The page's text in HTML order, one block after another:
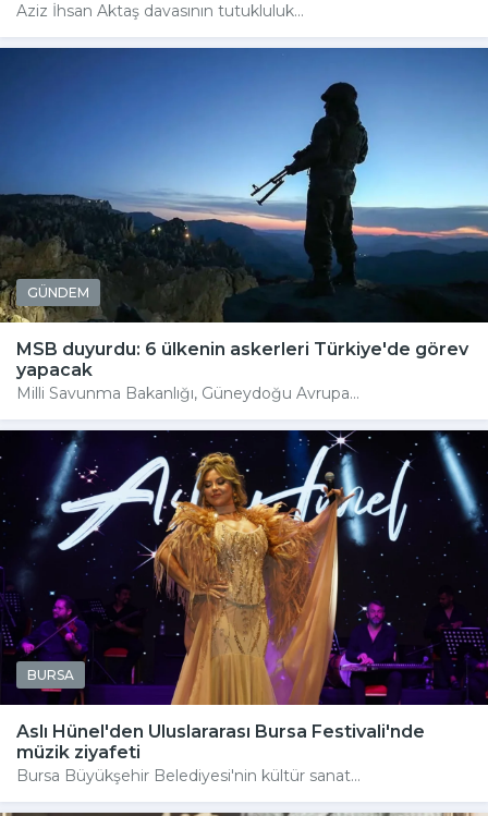
Aziz İhsan Aktaş davasının tutukluluk...
GÜNDEM
MSB duyurdu: 6 ülkenin askerleri Türkiye'de görev
yapacak
Milli Savunma Bakanlığı, Güneydoğu Avrupa...
BURSA
Aslı Hünel'den Uluslararası Bursa Festivali'nde
müzik ziyafeti
Bursa Büyükşehir Belediyesi'nin kültür sanat...